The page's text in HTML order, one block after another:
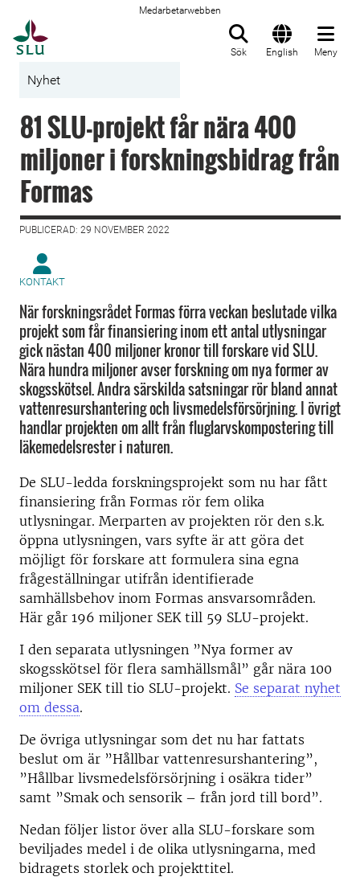
Medarbetarwebben
Sök English Meny
Nyhet
81 SLU-projekt får nära 400
miljoner i forskningsbidrag från
Formas
PUBLICERAD: 29 NOVEMBER 2022
KONTAKT
När forskningsrådet Formas förra veckan beslutade vilka
projekt som får finansiering inom ett antal utlysningar
gick nästan 400 miljoner kronor till forskare vid SLU.
Nära hundra miljoner avser forskning om nya former av
skogsskötsel. Andra särskilda satsningar rör bland annat
vattenresurshantering och livsmedelsförsörjning. I övrigt
handlar projekten om allt från fluglarvskompostering till
läkemedelsrester i naturen.
De SLU-ledda forskningsprojekt som nu har fått
finansiering från Formas rör fem olika
utlysningar. Merparten av projekten rör den s.k.
öppna utlysningen, vars syfte är att göra det
möjligt för forskare att formulera sina egna
frågeställningar utifrån identifierade
samhällsbehov inom Formas ansvarsområden.
Här går 196 miljoner SEK till 59 SLU-projekt.
I den separata utlysningen ”Nya former av
skogsskötsel för flera samhällsmål” går nära 100
miljoner SEK till tio SLU-projekt. Se separat nyhet
om dessa.
De övriga utlysningar som det nu har fattats
beslut om är ”Hållbar vattenresurshantering”,
”Hållbar livsmedelsförsörjning i osäkra tider”
samt ”Smak och sensorik – från jord till bord”.
Nedan följer listor över alla SLU-forskare som
beviljades medel i de olika utlysningarna, med
bidragets storlek och projekttitel.